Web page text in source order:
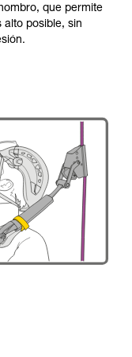
que permite
alto posible, sin